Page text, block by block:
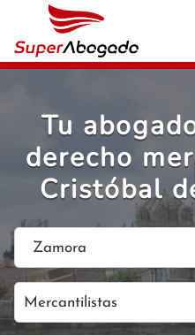
Tu
derecho
Cristóbal
Zamora
Mercantilistas